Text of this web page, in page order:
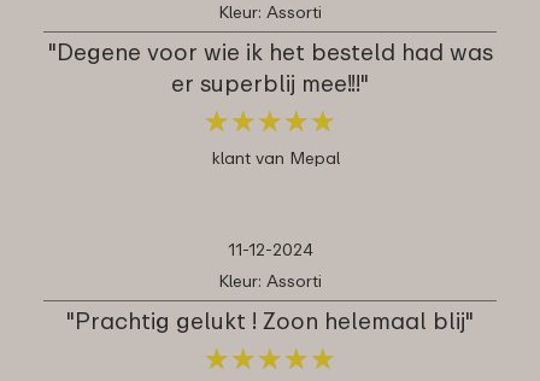
Kleur: Assorti
"Degene voor wie ik het besteld had was
er superblij mee!!!"
★★★★★
★★★★★
klant van Mepal
11-12-2024
Kleur: Assorti
"Prachtig gelukt ! Zoon helemaal blij"
★★★★★
★★★★★